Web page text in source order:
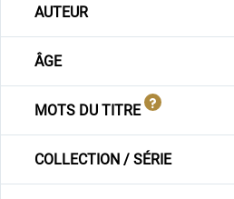
AUTEUR
ÂGE
MOTS DU TITRE
COLLECTION / SÉRIE